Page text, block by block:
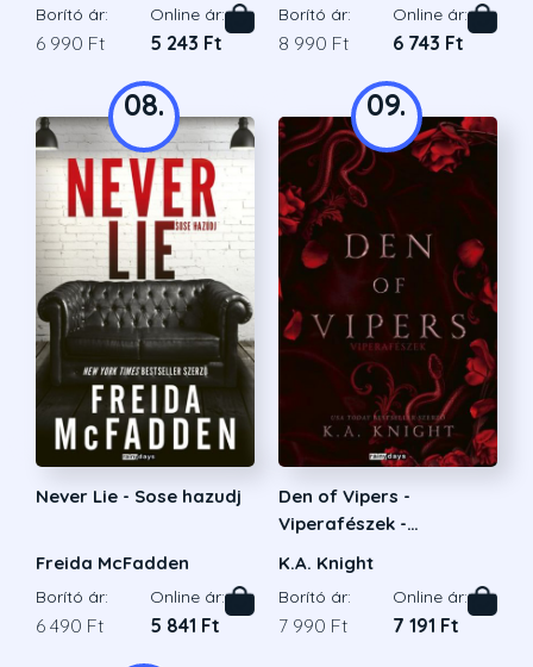
Borító ár:
6 990 Ft
Online ár:
5 243 Ft
Borító ár:
8 990 Ft
Online ár:
6 743 Ft
08.
Never Lie - Sose hazudj
Freida McFadden
Borító ár:
6 490 Ft
Online ár:
5 841 Ft
09.
Den of Vipers -
Viperafészek -
Éldekorált kiadás
K.A. Knight
Borító ár:
7 990 Ft
Online ár:
7 191 Ft